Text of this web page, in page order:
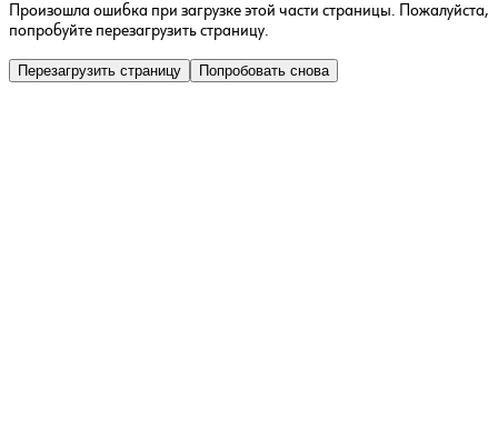
Произошла ошибка при загрузке этой части страницы. Пожалуйста,
попробуйте перезагрузить страницу.
Перезагрузить страницу Попробовать снова